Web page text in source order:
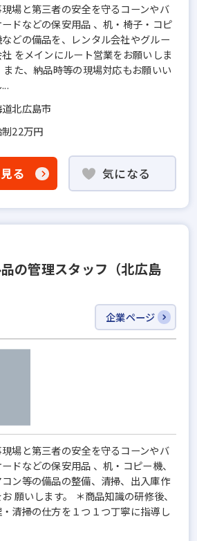
場と第三者の安全を守るコーンやバ
ードなどの保安用品 、机・椅子・コピ
どの備品を、レンタル会社やグルー
をメインにルート営業をお願いしま
また、納品時等の現場対応もお願いい
北広島市
22万円
る 気になる
品の管理スタッフ（北広島
企業ページ
場と第三者の安全を守るコーンやバ
ードなどの保安用品 、机・コピー機、
ン等の備品の整備、清掃、出入庫作
願いします。 ＊商品知識の研修後、
清掃の仕方を１つ１つ丁寧に指導し